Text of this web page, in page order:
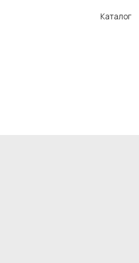
Об авторе